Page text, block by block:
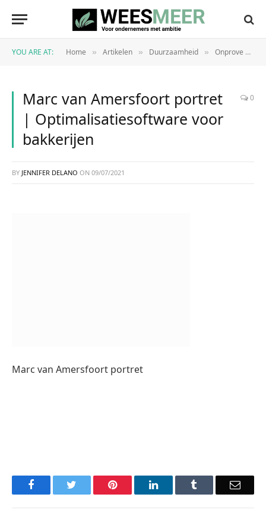
YOU ARE AT: Home » Artikelen » Duurzaamheid » Onprove en Silowacht lanceren optimalisatiesoftware voor bakkerijen
Marc van Amersfoort portret
| Optimalisatiesoftware voor
bakkerijen
0
BY JENNIFER DELANO ON 09/07/2021
Marc van Amersfoort portret
Facebook Pinterest LinkedIn Email